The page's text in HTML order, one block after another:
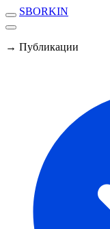
SBORKIN
→ Публикации